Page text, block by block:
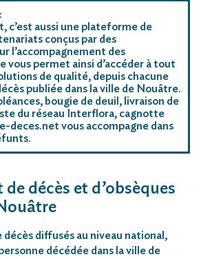
:
c’est aussi une plateforme de
conçus par des
l’accompagnement des
vous permet ainsi d’accéder à tout
de qualité, depuis chacune
publiée dans la ville de Nouâtre.
bougie de deuil, livraison de
du réseau Interflora, cagnotte
deces.net vous accompagne dans
décès et d’obsèques
décès diffusés au niveau national,
décédée dans la ville de